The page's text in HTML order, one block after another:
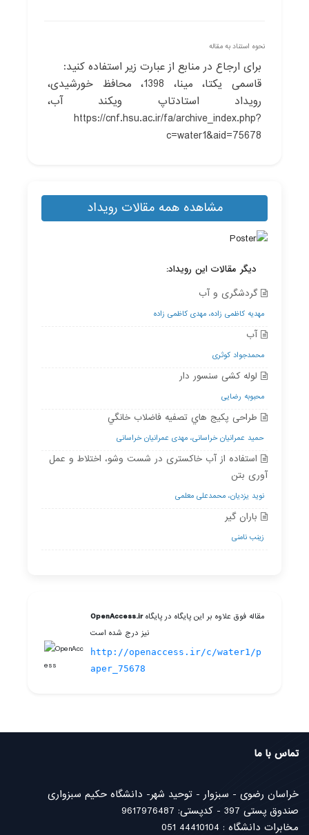
نحوه استناد به مقاله
برای ارجاع در منابع از عبارت زیر استفاده کنید:
قاسمی یکتا، مینا، 1398، محافظ خورشیدی،
رویداد استادتاپ ویکند آب،
https://cnf.hsu.ac.ir/fa/archive_index.php?
c=water1&aid=75678
مشاهده همه مقالات رویداد
دیگر مقالات این رویداد:
گردشگری و آب
مهدیه کاظمی زاده، مهدی کاظمی زاده
آب
محمدجواد کوثری
لوله کشی سنسور دار
محبوبه رضایی
طراحی پکيج هاي تصفيه فاضلاب خانگي
حمید عمرانیان خراسانی، مهدی عمرانیان خراسانی
استفاده از آب خاکستری در شست وشو، اختلاط و عمل
آوری بتن
نوید یزدیان، محمدعلی معلمی
باران گیر
زینب نامنی
مقاله فوق علاوه بر این پایگاه در پایگاهOpenAccess.ir
نیز درج شده است
http://openaccess.ir/c/water1/p
aper_75678
تماس با ما
خراسان رضوی - سبزوار - توحید شهر- دانشگاه حکیم سبزواری
صندوق پستی 397 - کدپستی: 9617976487
مخابرات دانشگاه : 44410104 051